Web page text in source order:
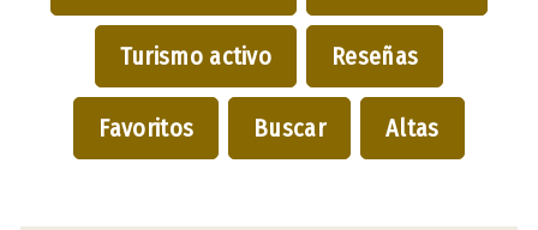
Turismo activo Reseñas
Favoritos Buscar Altas